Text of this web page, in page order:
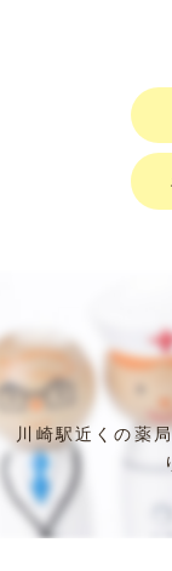
川崎駅近くの薬